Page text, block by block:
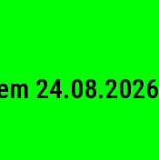
24.08.2026